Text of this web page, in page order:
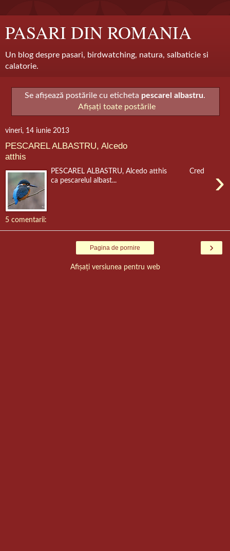
PASARI DIN ROMANIA
Un blog despre pasari, birdwatching, natura, salbaticie si
calatorie.
Se afișează postările cu eticheta pescarel albastru.
Afișați toate postările
vineri, 14 iunie 2013
PESCAREL ALBASTRU, Alcedo
atthis
›
PESCAREL ALBASTRU, Alcedo atthis Cred
ca pescarelul albast...
5 comentarii:
›
Pagina de pornire
Afișați versiunea pentru web